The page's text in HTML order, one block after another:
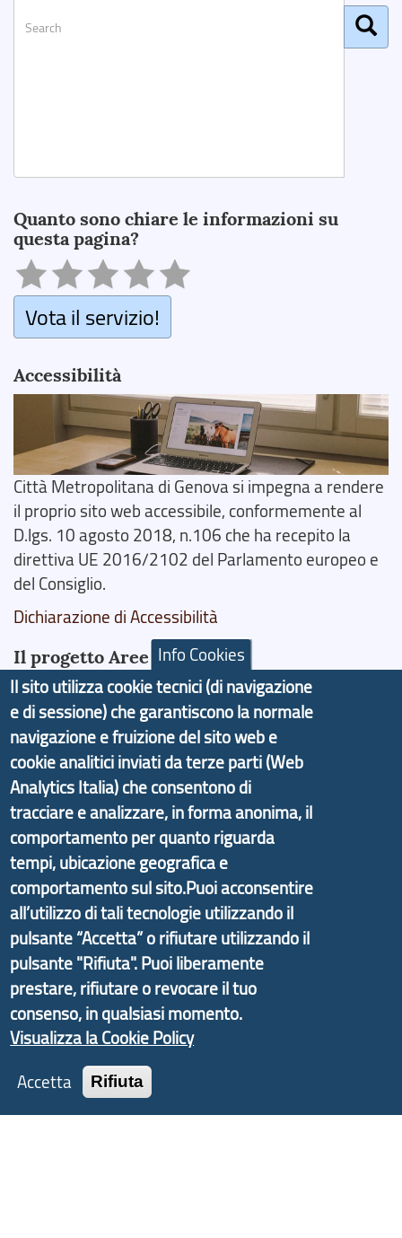
Quanto sono chiare le informazioni su
questa pagina?
Vota il servizio!
Accessibilità
Città Metropolitana di Genova si impegna a rendere
il proprio sito web accessibile, conformemente al
D.lgs. 10 agosto 2018, n.106 che ha recepito la
direttiva UE 2016/2102 del Parlamento europeo e
del Consiglio.
Dichiarazione di Accessibilità
Il progetto Aree Interne
Il portale di marketing territoriale e sviluppo locale
di Genova Città Metropolitana si è sviluppato a
partire dal progetto nazionale Aree Interne
promosso dal Dipartimento per lo Sviluppo
Economico e finalizzato al rilancio socio-economico
delle valli dell’entroterra. In particolare fornisce
informazioni ed aggiornamenti sullaStrategia
d'Area Antola-Tigullio, in collaborazione con Regione
Liguria ed ANCI Liguria.
CF: 80007350103
Tecnologie e Accessibilità
Info Cookies
Il sito utilizza cookie tecnici (di navigazione
e di sessione) che garantiscono la normale
navigazione e fruizione del sito web e
cookie analitici inviati da terze parti (Web
Analytics Italia) che consentono di
tracciare e analizzare, in forma anonima, il
comportamento per quanto riguarda
tempi, ubicazione geografica e
comportamento sul sito.Puoi acconsentire
all’utilizzo di tali tecnologie utilizzando il
pulsante “Accetta” o rifiutare utilizzando il
pulsante "Rifiuta". Puoi liberamente
prestare, rifiutare o revocare il tuo
consenso, in qualsiasi momento.
Visualizza la Cookie Policy
Accetta
Rifiuta